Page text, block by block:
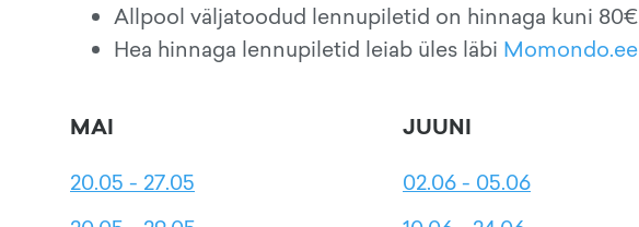
Allpool väljatoodud lennupiletid on hinnaga kuni 80€
Hea hinnaga lennupiletid leiab üles läbi Momondo.ee
MAI
20.05 - 27.05
JUUNI
02.06 - 05.06